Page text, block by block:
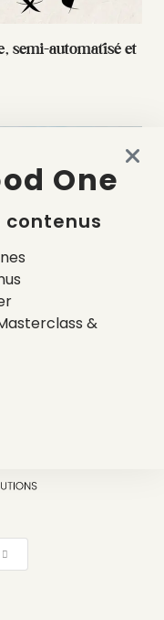
semi-automatisé et
d’une marque
One
contenus
&